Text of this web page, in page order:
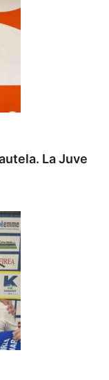
La Juve